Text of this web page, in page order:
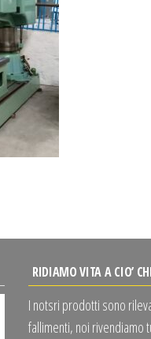
RIDIAMO VITA A CIO’
I notsri prodotti sono
fallimenti, noi rivendiamo